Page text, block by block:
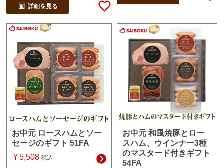
詳細を見る
お中元 ロースハムとソー
セージのギフト 51FA
¥ 5,508 税込
お中元 和風焼豚とロー
スハム、ウインナー3種
のマスタード付きギフト
54FA